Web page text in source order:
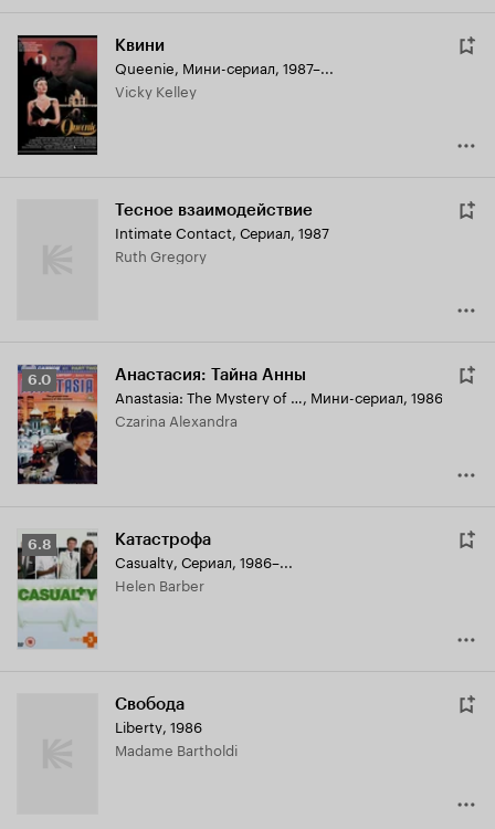
Квини
Queenie, Мини-сериал, 1987–...
Vicky Kelley
Тесное взаимодействие
Intimate Contact, Сериал, 1987
Ruth Gregory
Рейтинг
Кинопоиска
6.0
6.0 Анастасия: Тайна Анны
Anastasia: The Mystery of Anna, Мини-сериал, 1986
Czarina Alexandra
Рейтинг
Кинопоиска
6.8
6.8 Катастрофа
Casualty, Сериал, 1986–...
Helen Barber
Свобода
Liberty, 1986
Madame Bartholdi